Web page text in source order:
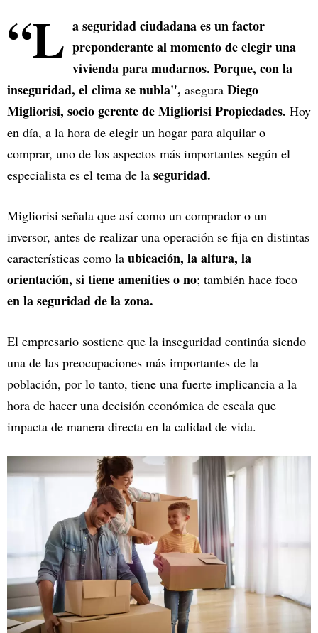
“L a seguridad ciudadana es un factor
preponderante al momento de elegir una
vivienda para mudarnos. Porque, con la
inseguridad, el clima se nubla", asegura Diego
Migliorisi, socio gerente de Migliorisi Propiedades. Hoy
en día, a la hora de elegir un hogar para alquilar o
comprar, uno de los aspectos más importantes según el
especialista es el tema de la seguridad.
Migliorisi señala que así como un comprador o un
inversor, antes de realizar una operación se fija en distintas
características como la ubicación, la altura, la
orientación, si tiene amenities o no; también hace foco
en la seguridad de la zona.
El empresario sostiene que la inseguridad continúa siendo
una de las preocupaciones más importantes de la
población, por lo tanto, tiene una fuerte implicancia a la
hora de hacer una decisión económica de escala que
impacta de manera directa en la calidad de vida.